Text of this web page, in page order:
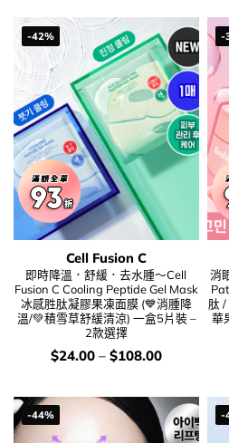
-42%
Cell Fusion C
即時降溫．舒緩．去水腫～Cell
Fusion C Cooling Peptide Gel Mask
冰感胜肽凝膠果凍面膜 (💙消腫降
溫/💚積雪草舒緩清涼) 一盒5片裝 –
2款選擇
價
$24.00– $108.00
-
消
肽
華
-44% -